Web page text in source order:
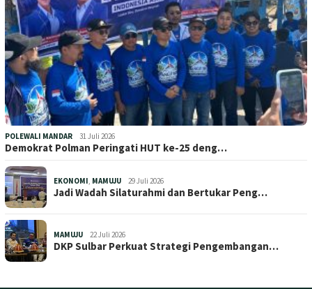
POLEWALI MANDAR 31 Juli 2026
Demokrat Polman Peringati HUT ke-25 deng…
EKONOMI, MAMUJU 29 Juli 2026
Jadi Wadah Silaturahmi dan Bertukar Peng…
MAMUJU 22 Juli 2026
DKP Sulbar Perkuat Strategi Pengembangan…